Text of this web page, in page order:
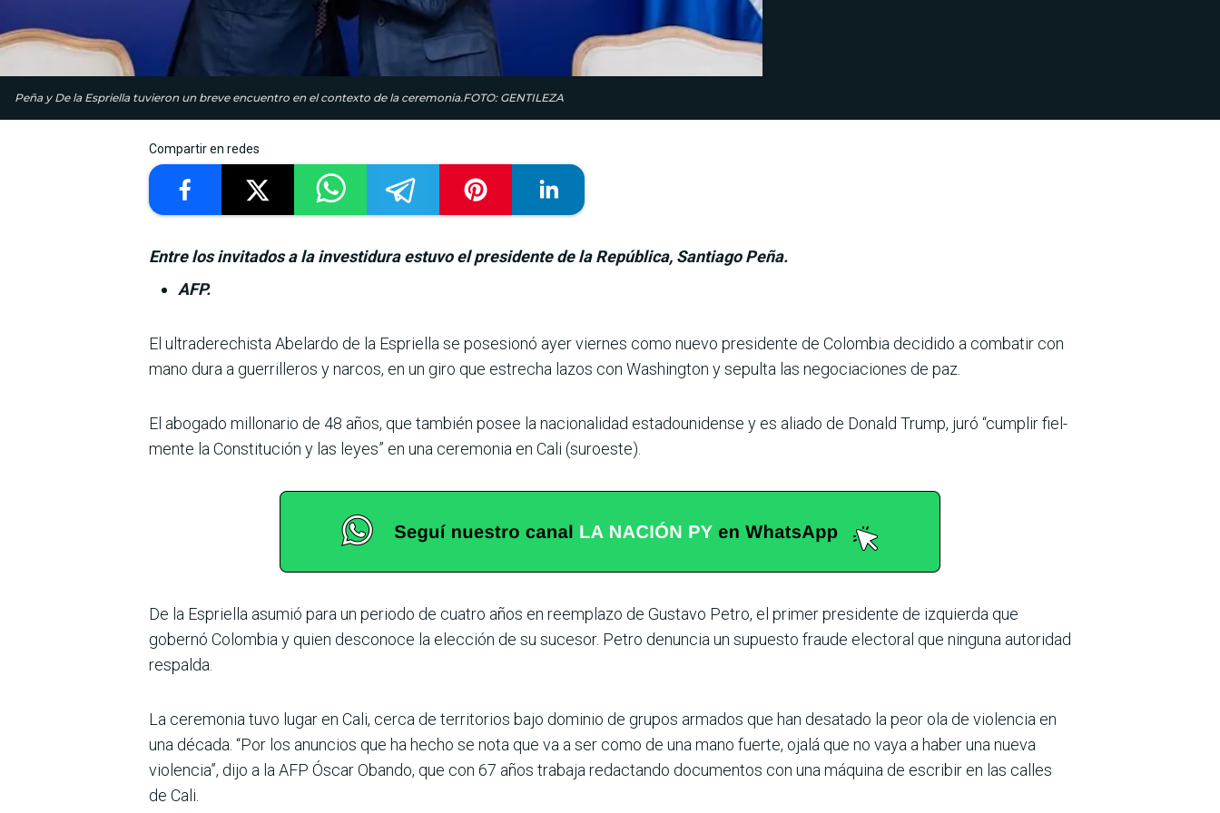
Peña y De la Espriella tuvieron un breve encuentro en el contexto de la ceremonia.FOTO: GENTILEZA
Compartir en redes
Entre los invitados a la investidura estuvo el presidente de la República, Santiago Peña.
AFP.
El ultraderechista Abe­lardo de la Espriella se posesionó ayer viernes como nuevo presi­dente de Colombia decidido a combatir con
mano dura a guerrilleros y narcos, en un giro que estrecha lazos con Washington y sepulta las negociaciones de paz.
El abogado millonario de 48 años, que también posee la nacionalidad estadouni­dense y es aliado de Donald Trump, juró “cumplir fiel­
mente la Constitución y las leyes” en una ceremonia en Cali (suroeste).
De la Espriella asumió para un periodo de cuatro años en reemplazo de Gustavo Petro, el primer presidente de izquierda que
gobernó Colombia y quien desconoce la elección de su sucesor. Petro denuncia un supuesto fraude electoral que ninguna autoridad
respalda.
La ceremonia tuvo lugar en Cali, cerca de territorios bajo dominio de grupos armados que han desatado la peor ola de violencia en
una década. “Por los anuncios que ha hecho se nota que va a ser como de una mano fuerte, ojalá que no vaya a haber una nueva
violencia”, dijo a la AFP Óscar Obando, que con 67 años trabaja redac­tando documentos con una máquina de escribir en las calles
de Cali.